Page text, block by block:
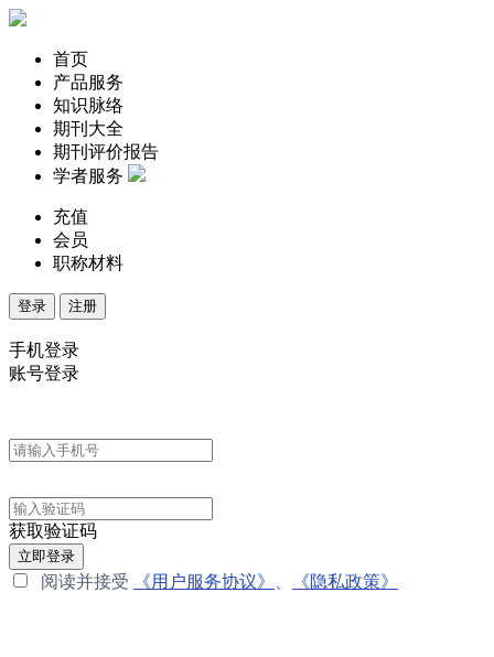
首页
产品服务
知识脉络
期刊大全
期刊评价报告
学者服务
充值
会员
职称材料
登录 注册
手机登录
账号登录
获取验证码
立即登录
阅读并接受 《用户服务协议》 《隐私政策》